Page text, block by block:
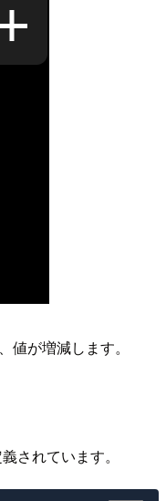
値が増減します。
されています。